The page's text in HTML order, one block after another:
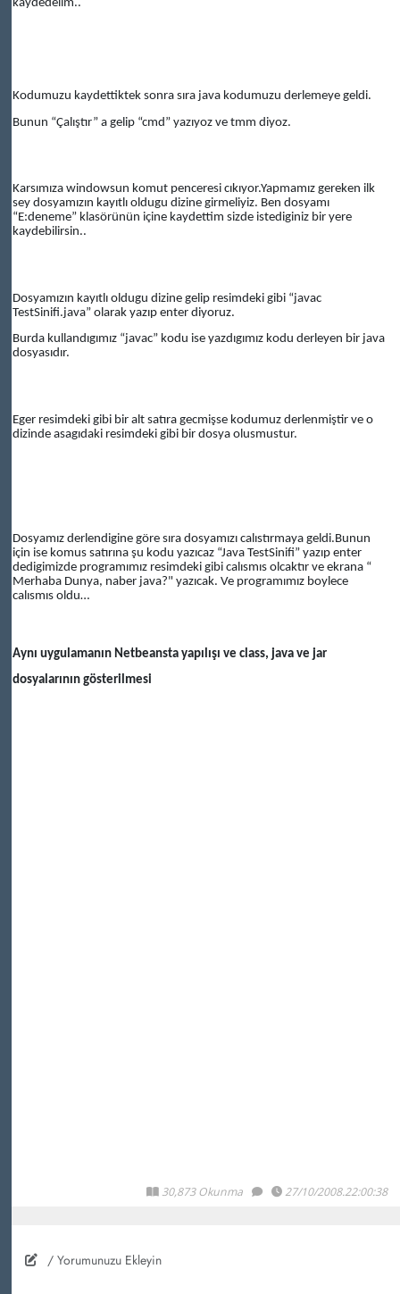
kaydedelim..
Kodumuzu kaydettiktek sonra sıra java kodumuzu derlemeye geldi.
Bunun “Çalıştır” a gelip “cmd” yazıyoz ve tmm diyoz.
Karsımıza windowsun komut penceresi cıkıyor.Yapmamız gereken ilk
sey dosyamızın kayıtlı oldugu dizine girmeliyiz. Ben dosyamı
“E:deneme” klasörünün içine kaydettim sizde istediginiz bir yere
kaydebilirsin..
Dosyamızın kayıtlı oldugu dizine gelip resimdeki gibi “javac
TestSinifi.java” olarak yazıp enter diyoruz.
Burda kullandıgımız “javac” kodu ise yazdıgımız kodu derleyen bir java
dosyasıdır.
Eger resimdeki gibi bir alt satıra gecmişse kodumuz derlenmiştir ve o
dizinde asagıdaki resimdeki gibi bir dosya olusmustur.
Dosyamız derlendigine göre sıra dosyamızı calıstırmaya geldi.Bunun
için ise komus satırına şu kodu yazıcaz “Java TestSinifi” yazıp enter
dedigimizde programımız resimdeki gibi calısmıs olcaktır ve ekrana “
Merhaba Dunya, naber java?" yazıcak. Ve programımız boylece
calısmıs oldu…
Aynı uygulamanın Netbeansta yapılışı ve class, java ve jar
dosyalarının gösterilmesi
30,873 Okunma 27/10/2008.22:00:38
/ Yorumunuzu Ekleyin